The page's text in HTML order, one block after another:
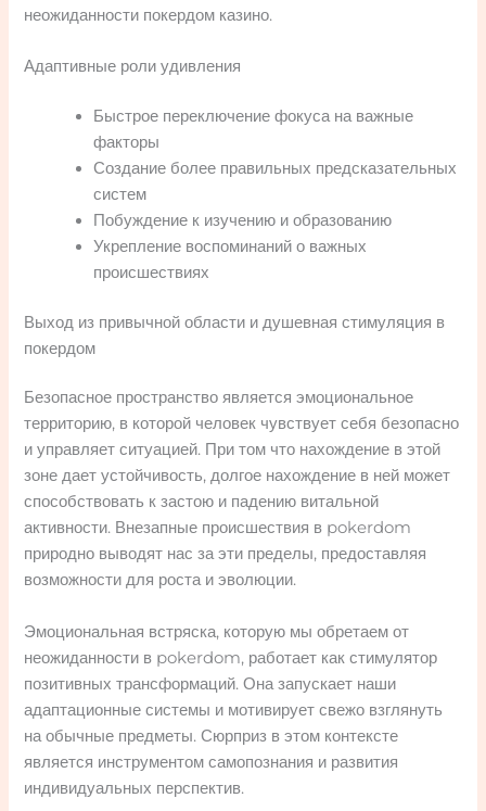
неожиданности покердом казино.
Адаптивные роли удивления
Быстрое переключение фокуса на важные
факторы
Создание более правильных предсказательных
систем
Побуждение к изучению и образованию
Укрепление воспоминаний о важных
происшествиях
Выход из привычной области и душевная стимуляция в
покердом
Безопасное пространство является эмоциональное
территорию, в которой человек чувствует себя безопасно
и управляет ситуацией. При том что нахождение в этой
зоне дает устойчивость, долгое нахождение в ней может
способствовать к застою и падению витальной
активности. Внезапные происшествия в pokerdom
природно выводят нас за эти пределы, предоставляя
возможности для роста и эволюции.
Эмоциональная встряска, которую мы обретаем от
неожиданности в pokerdom, работает как стимулятор
позитивных трансформаций. Она запускает наши
адаптационные системы и мотивирует свежо взглянуть
на обычные предметы. Сюрприз в этом контексте
является инструментом самопознания и развития
индивидуальных перспектив.